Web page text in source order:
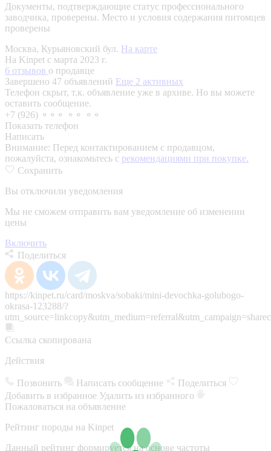
Документы, подтверждающие статус профессионального
заводчика, проверены. Место и условия содержания питомцев
проверены
Москва, Курьяновский бул. На карте
На Kinpet c марта 2023 г.
6 отзывов о продавце
Завершено 47 объявлений Еще 2 активных
Телефон скрыт, т.к. объявление уже в архиве. Но вы можете
оставить сообщение.
+7 (926) ⚬⚬⚬ ⚬⚬ ⚬⚬
Показать телефон
Написать
Внимание: Перед контактированием с продавцом,
пожалуйста, ознакомьтесь с рекомендациями при покупке.
Сохранить
Вы отключили уведомления
Мы не сможем отправить вам уведомление об изменении
цены
Включить
Поделиться
https://kinpet.ru/card/moskva/sobaki/mini-devochka-golubogo-
okrasa-123288/?
Ссылка скопирована
Действия
Позвонить Написать сообщение
Поделиться
Добавить в избранное Удалить из избранного
Пожаловаться на объявление
Рейтинг породы на Kinpet
Данный рейтинг формируется на основе частоты